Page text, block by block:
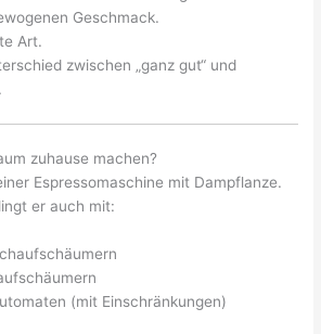
Geschmack.
Art.
zwischen „ganz gut“ und
zuhause machen?
Espressomaschine mit Dampflanze.
er auch mit:
(mit Einschränkungen)